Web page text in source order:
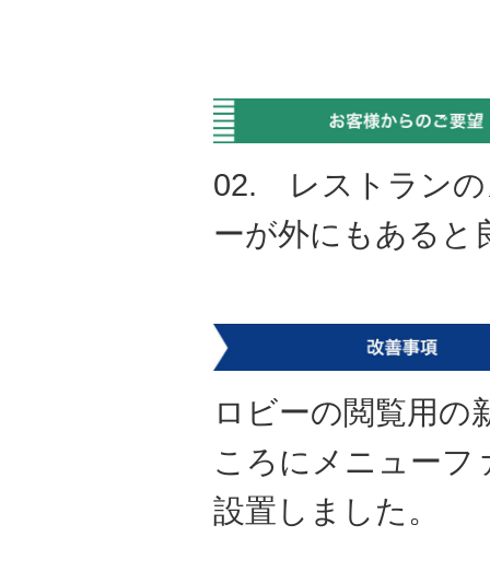
02. レストランの
ーが外にもあると
ロビーの閲覧用の
ころにメニューフ
設置しました。